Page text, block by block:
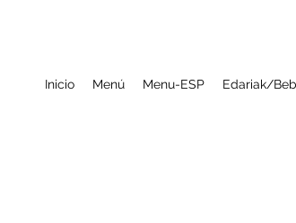
Inicio Menú Menu-ESP Edariak/